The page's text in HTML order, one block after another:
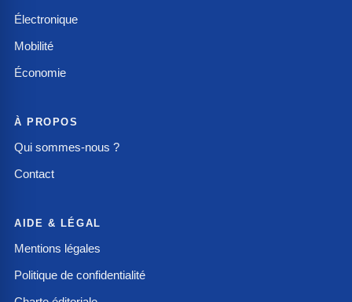
Électronique
Mobilité
Économie
À PROPOS
Qui sommes-nous ?
Contact
AIDE & LÉGAL
Mentions légales
Politique de confidentialité